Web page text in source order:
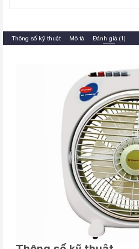
Thông số kỹ thuật Mô tả Đánh giá (1)